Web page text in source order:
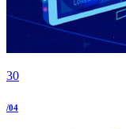
30
/04